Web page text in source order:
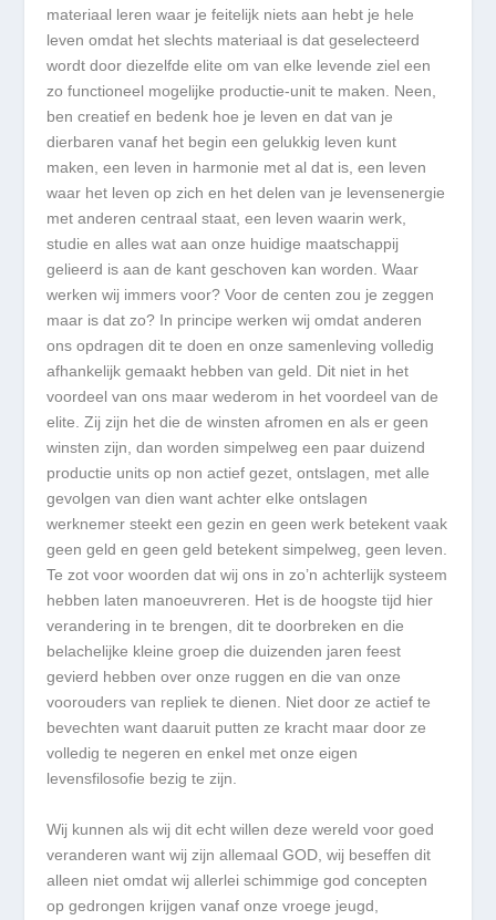
materiaal leren waar je feitelijk niets aan hebt je hele
leven omdat het slechts materiaal is dat geselecteerd
wordt door diezelfde elite om van elke levende ziel een
zo functioneel mogelijke productie-unit te maken. Neen,
ben creatief en bedenk hoe je leven en dat van je
dierbaren vanaf het begin een gelukkig leven kunt
maken, een leven in harmonie met al dat is, een leven
waar het leven op zich en het delen van je levensenergie
met anderen centraal staat, een leven waarin werk,
studie en alles wat aan onze huidige maatschappij
gelieerd is aan de kant geschoven kan worden. Waar
werken wij immers voor? Voor de centen zou je zeggen
maar is dat zo? In principe werken wij omdat anderen
ons opdragen dit te doen en onze samenleving volledig
afhankelijk gemaakt hebben van geld. Dit niet in het
voordeel van ons maar wederom in het voordeel van de
elite. Zij zijn het die de winsten afromen en als er geen
winsten zijn, dan worden simpelweg een paar duizend
productie units op non actief gezet, ontslagen, met alle
gevolgen van dien want achter elke ontslagen
werknemer steekt een gezin en geen werk betekent vaak
geen geld en geen geld betekent simpelweg, geen leven.
Te zot voor woorden dat wij ons in zo’n achterlijk systeem
hebben laten manoeuvreren. Het is de hoogste tijd hier
verandering in te brengen, dit te doorbreken en die
belachelijke kleine groep die duizenden jaren feest
gevierd hebben over onze ruggen en die van onze
voorouders van repliek te dienen. Niet door ze actief te
bevechten want daaruit putten ze kracht maar door ze
volledig te negeren en enkel met onze eigen
levensfilosofie bezig te zijn.
Wij kunnen als wij dit echt willen deze wereld voor goed
veranderen want wij zijn allemaal GOD, wij beseffen dit
alleen niet omdat wij allerlei schimmige god concepten
op gedrongen krijgen vanaf onze vroege jeugd,